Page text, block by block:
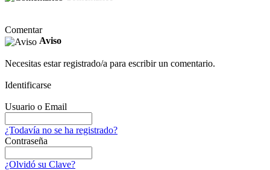
Comentar
Aviso
Necesitas estar registrado/a para escribir un comentario.
Identificarse
Usuario o Email
¿Todavía no se ha registrado?
Contraseña
¿Olvidó su Clave?